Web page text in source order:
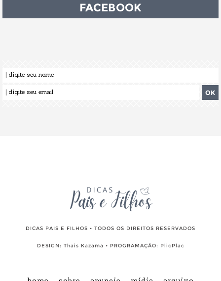
FACEBOOK
DICAS PAIS E FILHOS • TODOS OS DIREITOS RESERVADOS
DESIGN: Thais Kazama • PROGRAMAÇÃO: PlicPlac